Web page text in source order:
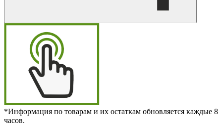
*Информация по товарам и их остаткам обновляется каждые 8
часов.